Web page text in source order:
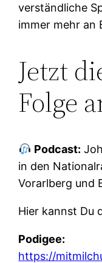
verständliche
immer mehr an
Jetzt
Folge
Podcast:
in den
Vorarlberg und
Hier kannst Du
Podigee:
https://